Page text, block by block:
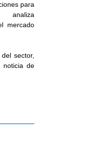
para
analiza
mercado
sector,
noticia de